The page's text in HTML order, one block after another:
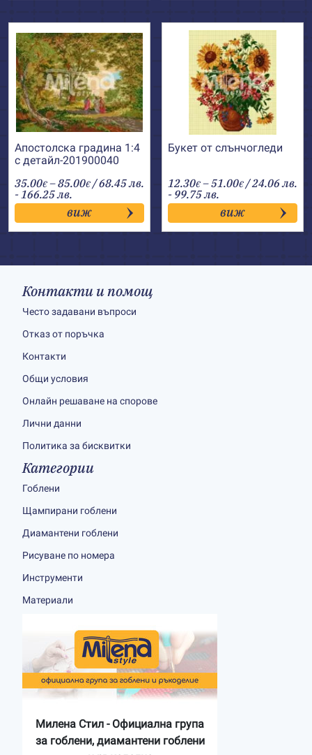
Апостолска градина 1:4
с детайл-201900040
35.00€ –85.00€Price
range:
35.00€
through
85.00€
/ 68.45 лв.
- 166.25 лв.
виж
Букет от слънчогледи
12.30€ –51.00€Price
range:
12.30€
through
51.00€
/ 24.06 лв.
- 99.75 лв.
виж
Контакти и помощ
Често задавани въпроси
Отказ от поръчка
Контакти
Общи условия
Онлайн решаване на спорове
Лични данни
Политика за бисквитки
Категории
Гоблени
Щампирани гоблени
Диамантени гоблени
Рисуване по номера
Инструменти
Материали
Милена Стил - Официална група
за гоблени, диамантени гоблени